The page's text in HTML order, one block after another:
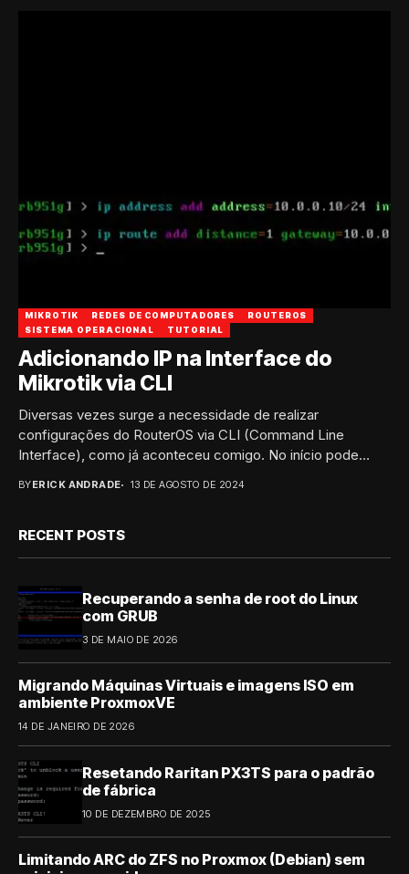
MIKROTIK REDES DE COMPUTADORES
ROUTEROS
SISTEMA OPERACIONAL
TUTORIAL
Adicionando IP na Interface do
Mikrotik via CLI
Diversas vezes surge a necessidade de realizar
configurações do RouterOS via CLI (Command Line
Interface), como já aconteceu comigo. No início pode
BYERICK ANDRADE 13 DE AGOSTO DE 2024
RECENT POSTS
Recuperando a senha de root do Linux
com GRUB
3 DE MAIO DE 2026
Migrando Máquinas Virtuais e imagens ISO em
ambiente ProxmoxVE
14 DE JANEIRO DE 2026
Resetando Raritan PX3TS para o padrão
de fábrica
10 DE DEZEMBRO DE 2025
Limitando ARC do ZFS no Proxmox (Debian) sem